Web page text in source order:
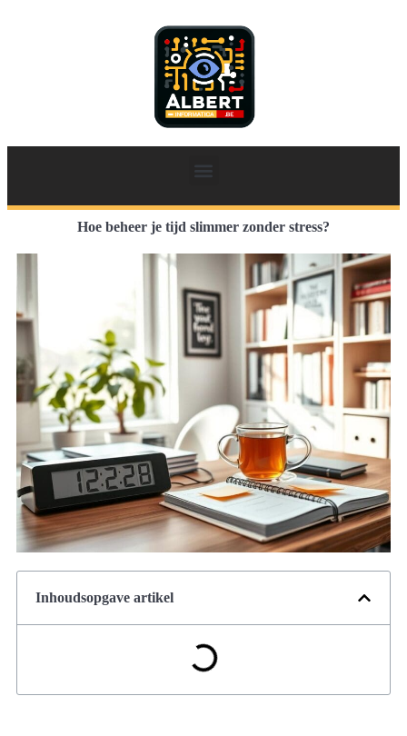
Hoe beheer je tijd slimmer zonder stress?
Inhoudsopgave artikel